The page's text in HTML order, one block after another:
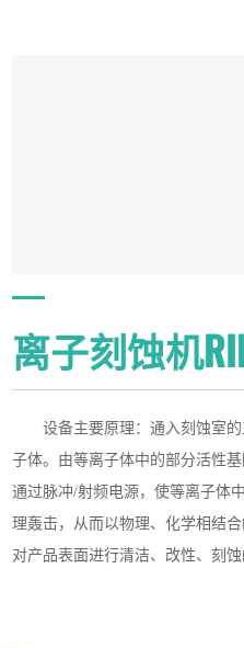
离子刻蚀机
设备主要原理：通入刻蚀室
子体。由等离子体中的部分活性
通过脉冲/射频电源，使等离子体
理轰击，从而以物理、化学相结
对产品表面进行清洁、改性、刻蚀